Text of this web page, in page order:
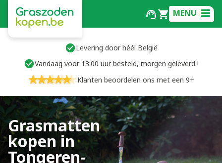
MENU
Levering door héél België
Vandaag voor 13:00 uur besteld, morgen geleverd !
Klanten beoordelen ons met een 9+
Grasmatten
kopen in
Tongeren-